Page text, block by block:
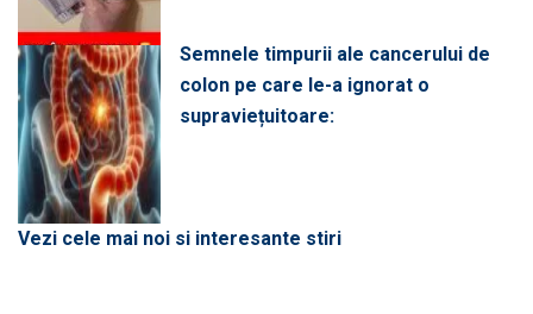
Semnele timpurii ale cancerului de
colon pe care le-a ignorat o
supraviețuitoare:
Vezi cele mai noi si interesante stiri